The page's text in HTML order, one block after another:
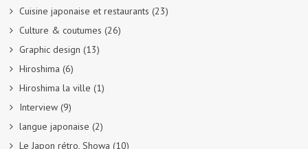
Cuisine japonaise et restaurants (23)
Culture & coutumes (26)
Graphic design (13)
Hiroshima (6)
Hiroshima la ville (1)
Interview (9)
langue japonaise (2)
Le Japon rétro, Showa (10)